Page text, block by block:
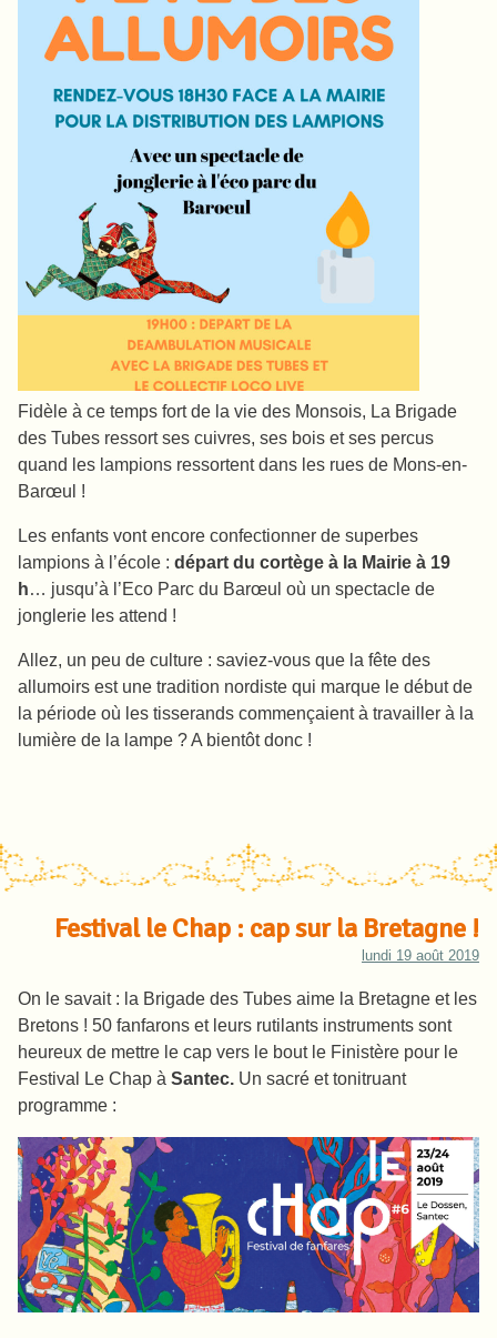
Fidèle à ce temps fort de la vie des Monsois, La Brigade
des Tubes ressort ses cuivres, ses bois et ses percus
quand les lampions ressortent dans les rues de Mons-en-
Barœul !
Les enfants vont encore confectionner de superbes
lampions à l’école : départ du cortège à la Mairie à 19
h… jusqu’à l’Eco Parc du Barœul où un spectacle de
jonglerie les attend !
Allez, un peu de culture : saviez-vous que la fête des
allumoirs est une tradition nordiste qui marque le début de
la période où les tisserands commençaient à travailler à la
lumière de la lampe ? A bientôt donc !
Festival le Chap : cap sur la Bretagne !
lundi 19 août 2019
On le savait : la Brigade des Tubes aime la Bretagne et les
Bretons ! 50 fanfarons et leurs rutilants instruments sont
heureux de mettre le cap vers le bout le Finistère pour le
Festival Le Chap à Santec. Un sacré et tonitruant
programme :